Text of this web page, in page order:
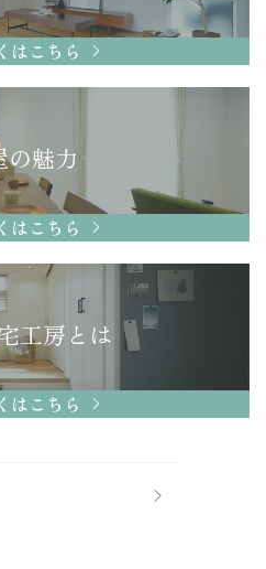
はこちら
の魅力
はこちら
工房とは
はこちら